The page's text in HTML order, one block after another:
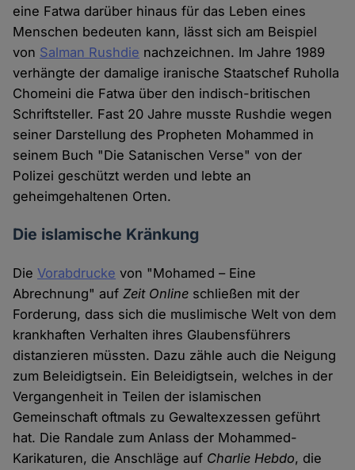
eine Fatwa darüber hinaus für das Leben eines
Menschen bedeuten kann, lässt sich am Beispiel
von Salman Rushdie nachzeichnen. Im Jahre 1989
verhängte der damalige iranische Staatschef Ruholla
Chomeini die Fatwa über den indisch-britischen
Schriftsteller. Fast 20 Jahre musste Rushdie wegen
seiner Darstellung des Propheten Mohammed in
seinem Buch "Die Satanischen Verse" von der
Polizei geschützt werden und lebte an
geheimgehaltenen Orten.
Die islamische Kränkung
DieVorabdrucke von "Mohamed – Eine
Abrechnung" aufZeit Online schließen mit der
Forderung, dass sich die muslimische Welt von dem
krankhaften Verhalten ihres Glaubensführers
distanzieren müssten. Dazu zähle auch die Neigung
zum Beleidigtsein. Ein Beleidigtsein, welches in der
Vergangenheit in Teilen der islamischen
Gemeinschaft oftmals zu Gewaltexzessen geführt
hat. Die Randale zum Anlass der Mohammed-
Karikaturen, die Anschläge auf Charlie Hebdo, die